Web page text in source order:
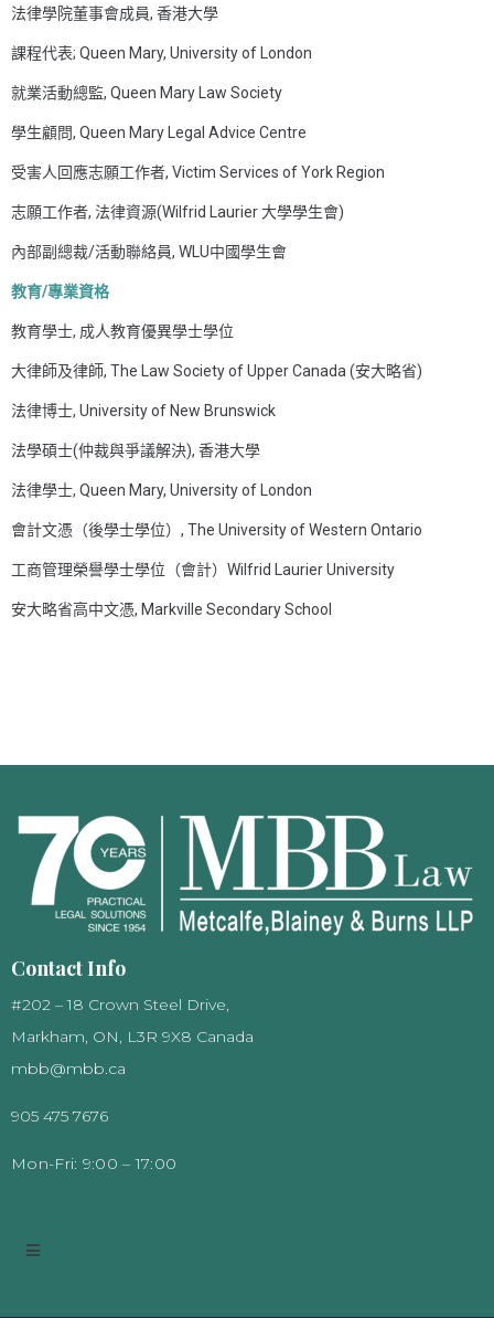
法律學院董事會成員, 香港大學
課程代表; Queen Mary, University of London
就業活動總監, Queen Mary Law Society
學生顧問, Queen Mary Legal Advice Centre
受害人回應志願工作者, Victim Services of York Region
志願工作者, 法律資源(Wilfrid Laurier 大學學生會)
內部副總裁/活動聯絡員, WLU中國學生會
教育/專業資格
教育學士, 成人教育優異學士學位
大律師及律師, The Law Society of Upper Canada (安大略省)
法律博士, University of New Brunswick
法學碩士(仲裁與爭議解決), 香港大學
法律學士, Queen Mary, University of London
會計文憑（後學士學位）, The University of Western Ontario
工商管理榮譽學士學位（會計）Wilfrid Laurier University
安大略省高中文憑, Markville Secondary School
Contact Info
#202 – 18 Crown Steel Drive,
Markham, ON, L3R 9X8 Canada
mbb@mbb.ca
905 475 7676
Mon-Fri: 9:00 – 17:00